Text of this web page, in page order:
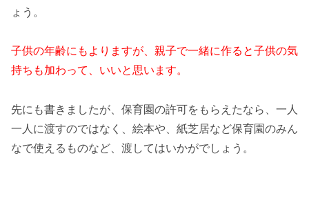
ょう。
子供の年齢にもよりますが、親子で一緒に作ると子供の気
持ちも加わって、いいと思います。
先にも書きましたが、保育園の許可をもらえたなら、一人
一人に渡すのではなく、絵本や、紙芝居など保育園のみん
なで使えるものなど、渡してはいかがでしょう。